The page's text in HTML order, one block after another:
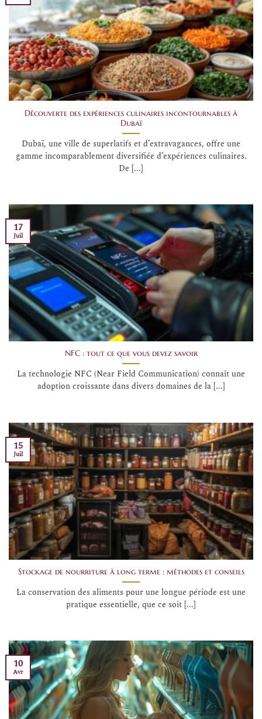
Découverte des expériences culinaires incontournables à
Dubaï
Dubaï, une ville de superlatifs et d’extravagances, offre une
gamme incomparablement diversifiée d’expériences culinaires.
De [...]
NFC : tout ce que vous devez savoir
La technologie NFC (Near Field Communication) connaît une
adoption croissante dans divers domaines de la [...]
17
Juil
Stockage de nourriture à long terme : méthodes et conseils
La conservation des aliments pour une longue période est une
pratique essentielle, que ce soit [...]
15
Juil
10
Avr